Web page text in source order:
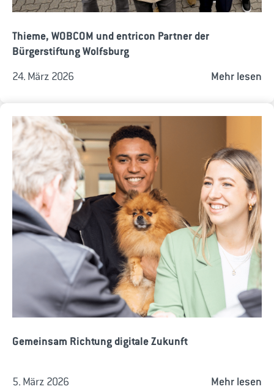
Thieme, WOBCOM und entricon Partner der
Bürgerstiftung Wolfsburg
24. März 2026 Mehr lesen
Gemeinsam Richtung digitale Zukunft
5. März 2026 Mehr lesen